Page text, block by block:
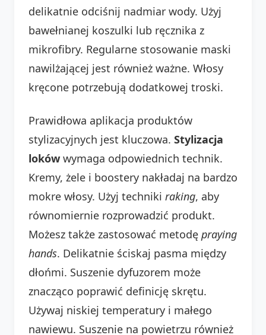
delikatnie odciśnij nadmiar wody. Użyj
bawełnianej koszulki lub ręcznika z
mikrofibry. Regularne stosowanie maski
nawilżającej jest również ważne. Włosy
kręcone potrzebują dodatkowej troski.
Prawidłowa aplikacja produktów
stylizacyjnych jest kluczowa. Stylizacja
loków wymaga odpowiednich technik.
Kremy, żele i boostery nakładaj na bardzo
mokre włosy. Użyj techniki raking, aby
równomiernie rozprowadzić produkt.
Możesz także zastosować metodę praying
hands. Delikatnie ściskaj pasma między
dłońmi. Suszenie dyfuzorem może
znacząco poprawić definicję skrętu.
Używaj niskiej temperatury i małego
nawiewu. Suszenie na powietrzu również